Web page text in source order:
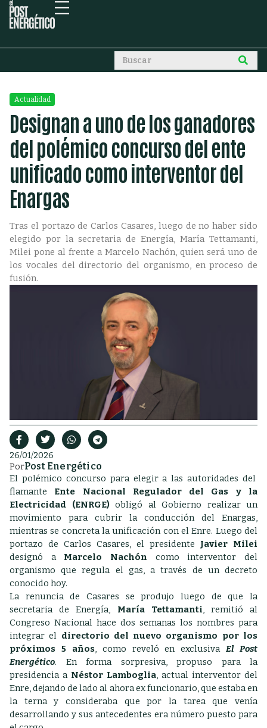
Actualidad
Designan a uno de los ganadores
del polémico concurso del ente
unificado como interventor del
Enargas
Tras el portazo de Carlos Casares, luego de no haber sido
elegido por la secretaria de Energía, María Tettamanti,
Milei pone al frente a Marcelo Nachón, quien será uno de
los vocales del directorio del organismo, en proceso de
fusión.
26/01/2026
PorPost Energético
El polémico concurso para elegir a las autoridades del
flamante Ente Nacional Regulador del Gas y la
Electricidad (ENRGE) obligó al Gobierno realizar un
movimiento para cubrir la conducción del Enargas,
mientras se concreta la unificación con el Enre. Luego del
portazo de Carlos Casares, el presidente Javier Milei
designó a Marcelo Nachón como interventor del
organismo que regula el gas, a través de un decreto
conocido hoy.
La renuncia de Casares se produjo luego de que la
secretaria de Energía, María Tettamanti, remitió al
Congreso Nacional hace dos semanas los nombres para
integrar el directorio del nuevo organismo por los
próximos 5 años, como reveló en exclusivaEl Post
Energético. En forma sorpresiva, propuso para la
presidencia a Néstor Lamboglia, actual interventor del
Enre, dejando de lado al ahora ex funcionario, que estaba en
la terna y consideraba que por la tarea que venía
desarrollando y sus antecedentes era número puesto para